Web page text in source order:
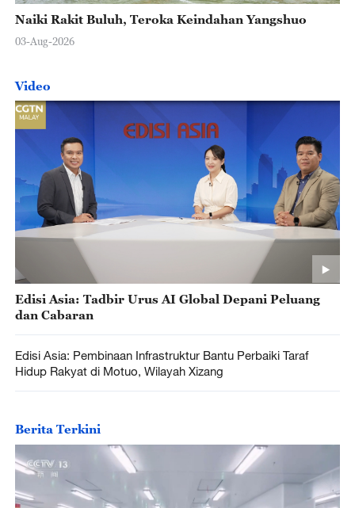
Naiki Rakit Buluh, Teroka Keindahan Yangshuo
03-Aug-2026
Video
Edisi Asia: Tadbir Urus AI Global Depani Peluang
dan Cabaran
Edisi Asia: Pembinaan Infrastruktur Bantu Perbaiki Taraf
Hidup Rakyat di Motuo, Wilayah Xizang
Berita Terkini